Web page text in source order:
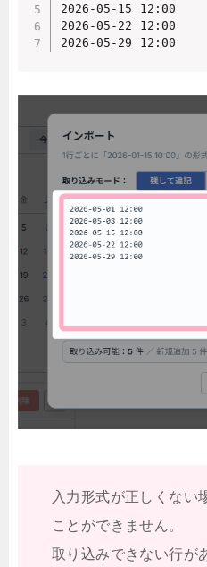
2026-05-15 12:00
2026-05-22 12:00
2026-05-29 12:00
入力形式が正しくない
ことができません。
取り込みできない行が